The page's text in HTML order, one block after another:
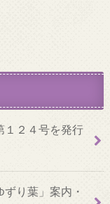
２４号を発行
ずり葉」案内・